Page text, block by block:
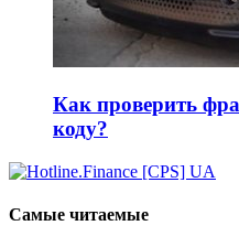
Как проверить
коду?
Самые читаемые